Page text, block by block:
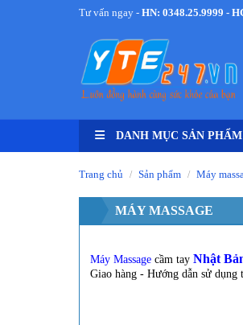
Tư vấn ngay - HN: 0348.25.9999 -
DANH MỤC SẢN PHẨM
Trang chủ / Sản phẩm / Máy
MÁY MASSAGE
Máy Massage cầm tay Nhật
Giao hàng - Hướng dẫn sử dụng